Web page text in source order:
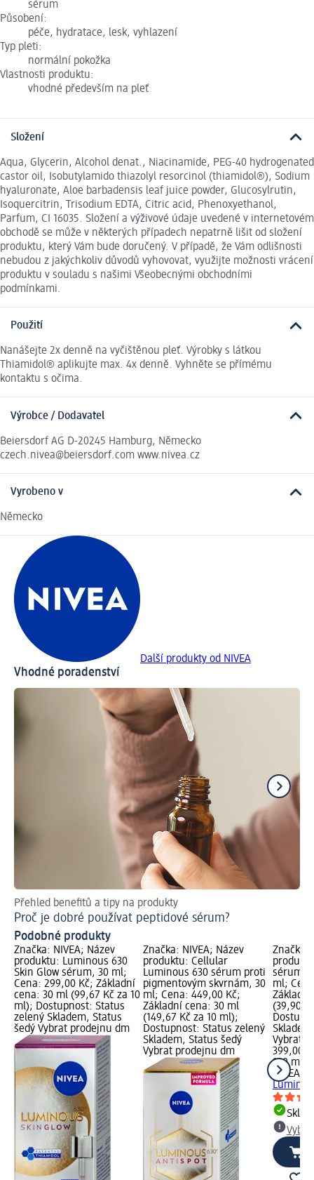
sérum
Působení:
péče, hydratace, lesk, vyhlazení
Typ pleti:
normální pokožka
Vlastnosti produktu:
vhodné především na pleť
Složení
Aqua, Glycerin, Alcohol denat., Niacinamide, PEG-40 hydrogenated
castor oil, Isobutylamido thiazolyl resorcinol (thiamidol®), Sodium
hyaluronate, Aloe barbadensis leaf juice powder, Glucosylrutin,
Isoquercitrin, Trisodium EDTA, Citric acid, Phenoxyethanol,
Parfum, CI 16035. Složení a výživové údaje uvedené v internetovém
obchodě se může v některých případech nepatrně lišit od složení
produktu, který Vám bude doručený. V případě, že Vám odlišnosti
nebudou z jakýchkoliv důvodů vyhovovat, využijte možnosti vrácení
produktu v souladu s našimi Všeobecnými obchodními
podmínkami.
Použití
Nanášejte 2x denně na vyčištěnou pleť. Výrobky s látkou
Thiamidol® aplikujte max. 4x denně. Vyhněte se přímému
kontaktu s očima.
Výrobce / Dodavatel
Beiersdorf AG D-20245 Hamburg, Německo
czech.nivea@beiersdorf.com www.nivea.cz
Vyrobeno v
Německo
Další produkty od NIVEA
Vhodné poradenství
Přehled benefitů a tipy na produkty
Proč je dobré používat peptidové sérum?
Podobné produkty
Značka: NIVEA; Název
produktu: Luminous 630
Skin Glow sérum, 30 ml;
Cena: 299,00 Kč; Základní
cena: 30 ml (99,67 Kč za 10
ml); Dostupnost: Status
zelený Skladem, Status
šedý Vybrat prodejnu dm
Značka: NIVEA; Název
produktu: Cellular
Luminous 630 sérum proti
pigmentovým skvrnám, 30
ml; Cena: 449,00 Kč;
Základní cena: 30 ml
(149,67 Kč za 10 ml);
Dostupnost: Status zelený
Skladem, Status šedý
Vybrat prodejnu dm
Značka:
sérum
ml;
(39,90
Vybrat
399,00
100 ml
NIVEA